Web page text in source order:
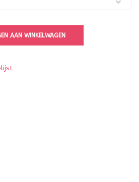
AAN WINKELWAGEN